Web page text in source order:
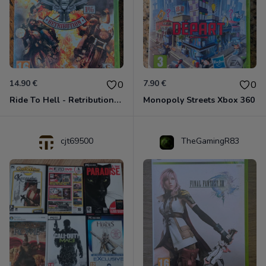
14.90 € 0
Ride To Hell - Retribution Xbox 360
7.90 € 0
Monopoly Streets Xbox 360
cjt69500 TheGamingR83